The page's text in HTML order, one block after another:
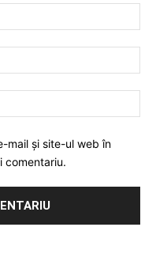
mail și site-ul web în
comentariu.